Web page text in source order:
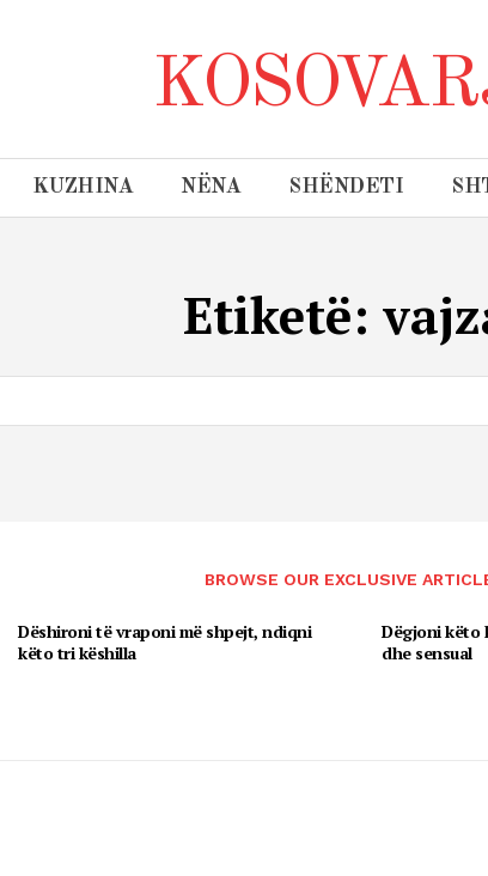
KUZHINA NËNA SHËNDETI
Etiketë:
BROWSE OUR EXCLUSIVE
Dëshironi të vraponi më shpejt, ndiqni
këto tri këshilla
Dëgjoni këto
dhe sensual